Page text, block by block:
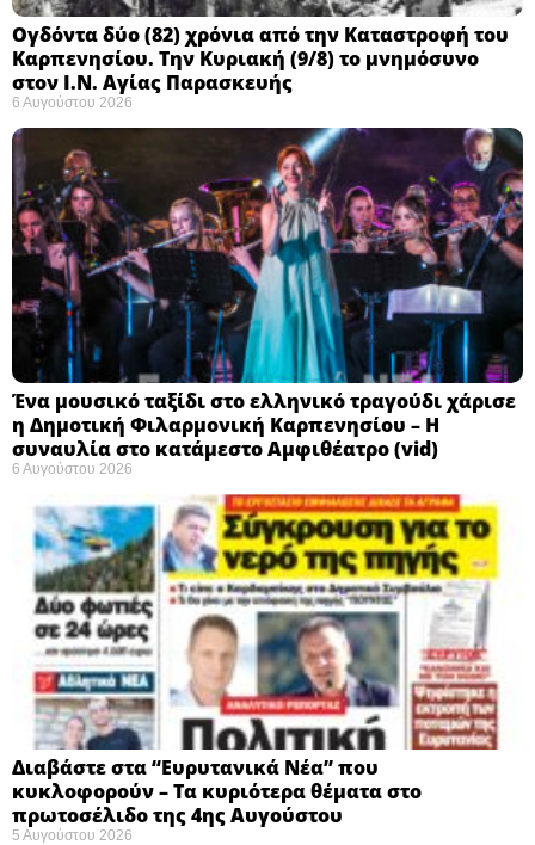
Ογδόντα δύο (82) χρόνια από την Καταστροφή του
Καρπενησίου. Την Κυριακή (9/8) το μνημόσυνο
στον Ι.Ν. Αγίας Παρασκευής
6 Αυγούστου 2026
Ένα μουσικό ταξίδι στο ελληνικό τραγούδι χάρισε
η Δημοτική Φιλαρμονική Καρπενησίου – Η
συναυλία στο κατάμεστο Αμφιθέατρο (vid)
6 Αυγούστου 2026
Διαβάστε στα “Ευρυτανικά Νέα” που
κυκλοφορούν – Τα κυριότερα θέματα στο
πρωτοσέλιδο της 4ης Αυγούστου
5 Αυγούστου 2026